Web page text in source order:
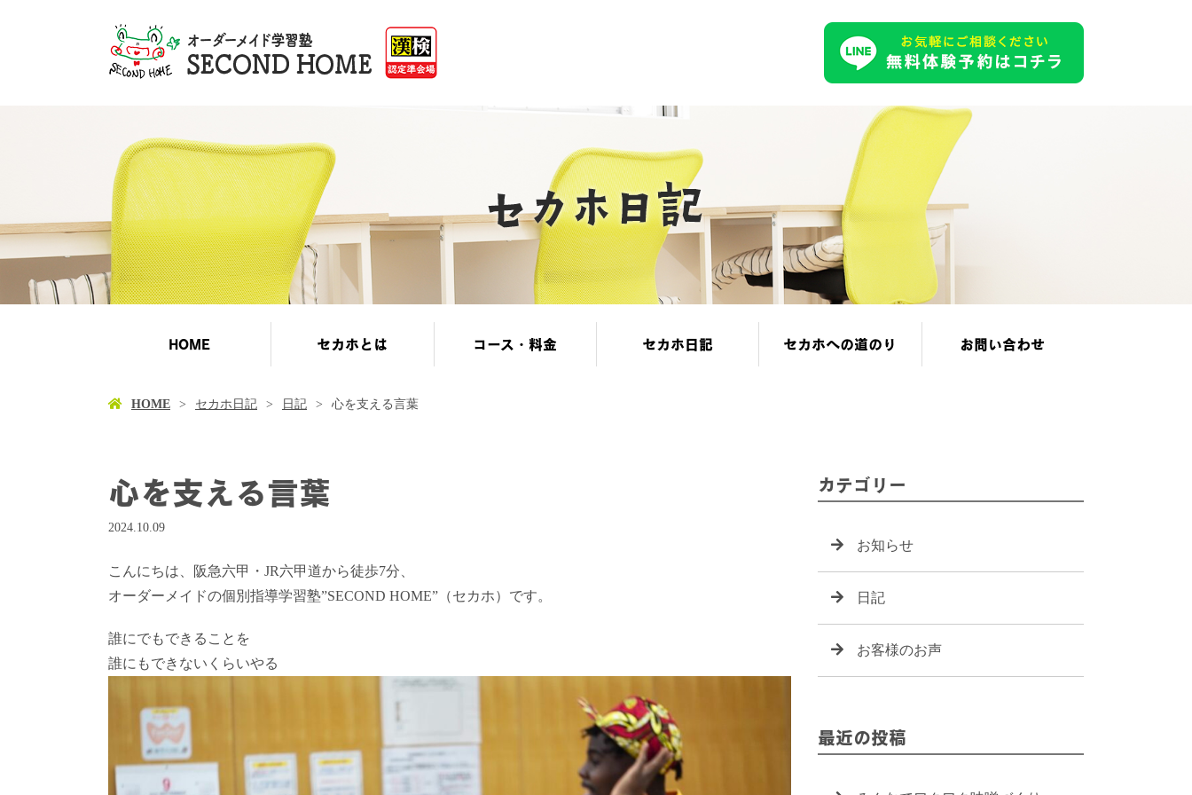
HOME セカホとは コース・料金 セカホ日記 セカホへの道のり お問い合わせ
HOME セカホ日記 日記 心を支える言葉
心を支える言葉
2024.10.09
こんにちは、阪急六甲・JR六甲道から徒歩7分、
オーダーメイドの個別指導学習塾”SECOND HOME”（セカホ）です。
誰にでもできることを
誰にもできないくらいやる
カテゴリー
お知らせ
日記
お客様のお声
最近の投稿